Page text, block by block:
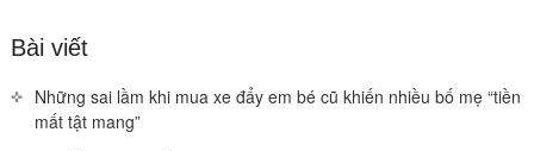
Bài viết
Những sai lầm khi mua xe đẩy em bé cũ khiến nhiều bố mẹ “tiền
mất tật mang”